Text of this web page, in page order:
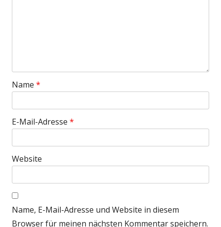
Name *
E-Mail-Adresse *
Website
Name, E-Mail-Adresse und Website in diesem
Browser für meinen nächsten Kommentar speichern.